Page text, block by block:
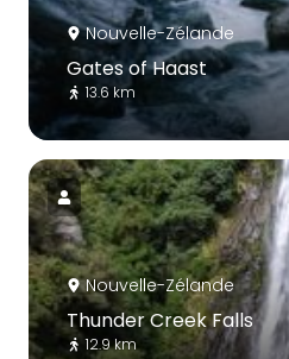
Nouvelle-Zélande
Gates of Haast
13.6 km
Nouvelle-Zélande
Thunder Creek Falls
12.9 km